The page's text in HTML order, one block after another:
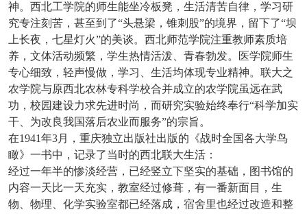
神。西北工学院的师生能坐冷板凳，生活清苦自律，学习研
究专注刻苦，甚至到了“头悬梁，锥刺股”的境界，留下了“坝
上长夜，七星灯火”的美谈。西北师范学院注重教师素质培
养，文体活动频繁，学生热情活泼、青春勃发。医学院师生
专心细致，轻声慢做，学习、生活均体现专业精神。联大之
农学院与原西北农林专科学校合并成立的农学院虽远在武
功，校园建设力求先进时尚，而研究实验始终奉行“科学加实
干、为改良我国落后农业而服务”的宗旨。
在1941年3月，重庆独立出版社出版的《战时全国各大学鸟
瞰》一书中，记录了当时的西北联大生活：
经过一年半的惨淡经营，已经竖立下坚实的基础，图书馆的
内容一天比一天充实，教室经过修葺，有一番新面目，生
物、物理、化学实验室都已经落成，宿舍里也经过改造和整